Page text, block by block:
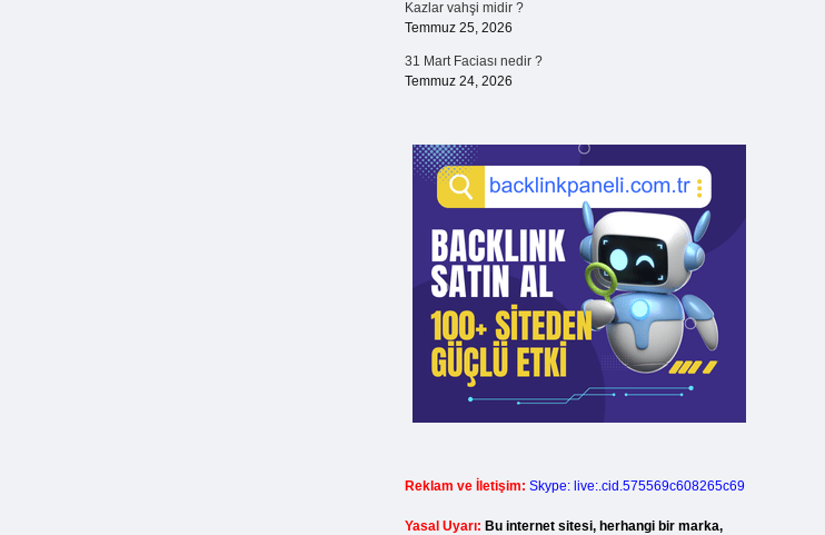
Kazlar vahşi midir ?
Temmuz 25, 2026
31 Mart Faciası nedir ?
Temmuz 24, 2026
Reklam ve İletişim: Skype: live:.cid.575569c608265c69
Yasal Uyarı: Bu internet sitesi, herhangi bir marka,